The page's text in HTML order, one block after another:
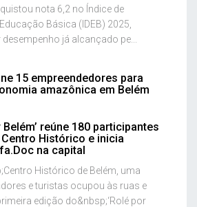
nota 6,2 no Índice de
Básica (IDEB) 2025,
já alcançado pe...
15 empreendedores para
amazônica em Belém
reúne 180 participantes
Histórico e inicia
na capital
Histórico de Belém, uma
e turistas ocupou às ruas e
edição do&nbsp;‘Rolé por